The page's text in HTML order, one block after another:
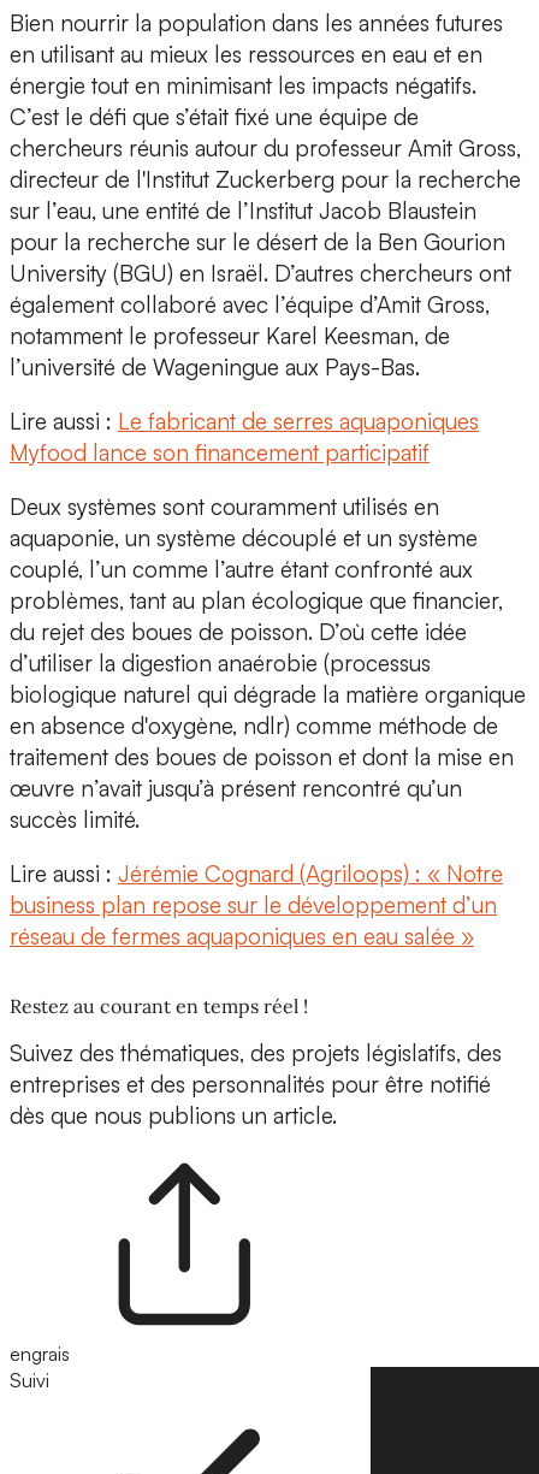
Bien nourrir la population dans les années futures
en utilisant au mieux les ressources en eau et en
énergie tout en minimisant les impacts négatifs.
C’est le défi que s’était fixé une équipe de
chercheurs réunis autour du professeur Amit Gross,
directeur de l'Institut Zuckerberg pour la recherche
sur l’eau, une entité de l’Institut Jacob Blaustein
pour la recherche sur le désert de la Ben Gourion
University (BGU) en Israël. D’autres chercheurs ont
également collaboré avec l’équipe d’Amit Gross,
notamment le professeur Karel Keesman, de
l’université de Wageningue aux Pays-Bas.
Lire aussi : Le fabricant de serres aquaponiques
Myfood lance son financement participatif
Deux systèmes sont couramment utilisés en
aquaponie, un système découplé et un système
couplé, l’un comme l’autre étant confronté aux
problèmes, tant au plan écologique que financier,
du rejet des boues de poisson. D’où cette idée
d’utiliser la digestion anaérobie (processus
biologique naturel qui dégrade la matière organique
en absence d'oxygène, ndlr) comme méthode de
traitement des boues de poisson et dont la mise en
œuvre n’avait jusqu’à présent rencontré qu’un
succès limité.
Lire aussi : Jérémie Cognard (Agriloops) : « Notre
business plan repose sur le développement d’un
réseau de fermes aquaponiques en eau salée »
Restez au courant en temps réel !
Suivez des thématiques, des projets législatifs, des
entreprises et des personnalités pour être notifié
dès que nous publions un article.
engrais
Suivi